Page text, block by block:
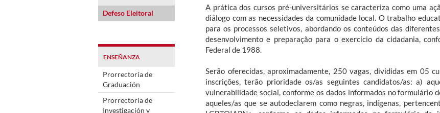
Defeso Eleitoral
ENSEÑANZA
Prorrectoría de
Graduación
Prorrectoría de
Investigación y
A prática dos cursos pré-universitários se caracteriza como uma
diálogo com as necessidades da comunidade local. O trabalho
para os processos seletivos, abordando os conteúdos das
desenvolvimento e preparação para o exercício da cidadania,
Federal de 1988.
Serão oferecidas, aproximadamente, 250 vagas, divididas em 05
inscrições, terão prioridade os/as seguintes candidatos/as: a)
vulnerabilidade social, conforme os dados informados no formulário
aqueles/as que se autodeclarem como negras, indígenas,